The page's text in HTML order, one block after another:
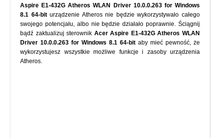
Aspire E1-432G Atheros WLAN Driver 10.0.0.263 for Windows
8.1 64-biturządzenie Atheros nie będzie wykorzystywało całego
swojego potencjału, albo nie będzie działało poprawnie. Ściągnij
bądź zaktualizuj sterownik Acer Aspire E1-432G Atheros WLAN
Driver 10.0.0.263 for Windows 8.1 64-bit aby mieć pewność, że
wykorzystujesz wszystkie możliwe funkcje i zasoby urządzenia
Atheros.